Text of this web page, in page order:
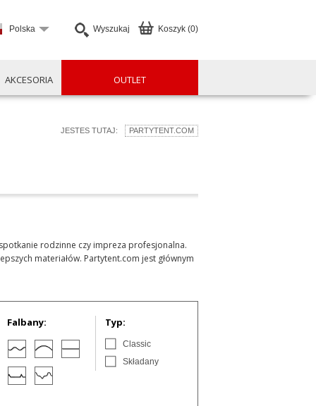
Koszyk (0)
Wyszukaj
Polska
AKCESORIA OUTLET
JESTES TUTAJ: PARTYTENT.COM
rodzinne czy impreza profesjonalna.
materiałów. Partytent.com jest głównym
Falbany: Typ:
Classic
Składany